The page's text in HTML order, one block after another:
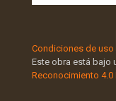
Condiciones de uso
Este obra está bajo
Reconocimiento 4.0